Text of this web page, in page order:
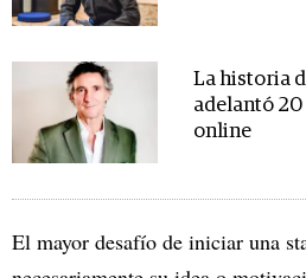
La historia
adelantó 20
online
El mayor desafío de iniciar una